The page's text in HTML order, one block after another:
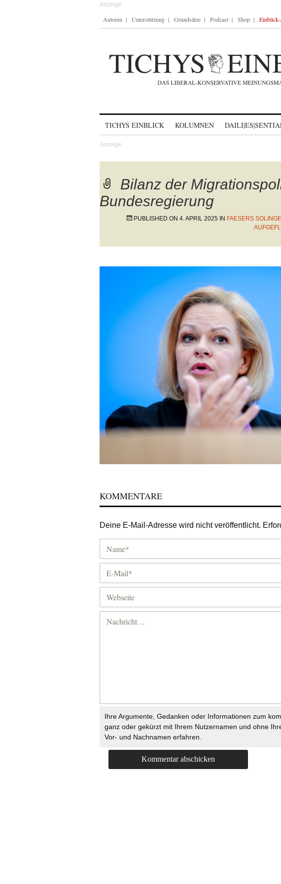
Autoren Unterstützung Grundsätze Podcast Shop
TICHYS EINBLICK KOLUMNEN
Bilanz der
Bundesregierung
PUBLISHED ON 4. APRIL 2025 IN FAESERS
KOMMENTARE
Deine E-Mail-Adresse wird nicht veröffentlicht.
Ihre Argumente, Gedanken oder Informationen zum
ganz oder gekürzt mit Ihrem Nutzernamen und ohne
Vor- und Nachnamen erfahren.